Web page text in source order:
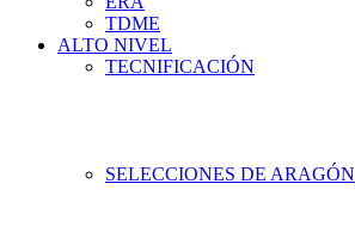
TDME
ALTO NIVEL
TECNIFICACIÓN
SELECCIONES DE ARAGÓN